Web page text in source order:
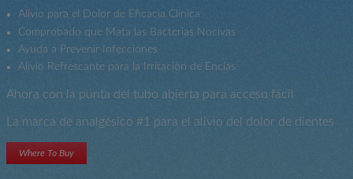
Alivio para el Dolor de Eficacia Clínica
Comprobado que Mata las Bacterias Nocivas
Ayuda a Prevenir Infecciones
Alivio Refrescante para la Irritación de Encías
Ahora con la punta del tubo abierta para acceso fácil
La marca de analgésico #1 para el alivio del dolor de dientes
Where To Buy